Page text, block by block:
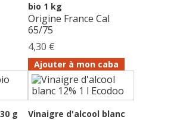
bio 1 kg
Origine France Cal
65/75
4,30 €
Ajouter à mon caba
g
Vinaigre d'alcool blanc